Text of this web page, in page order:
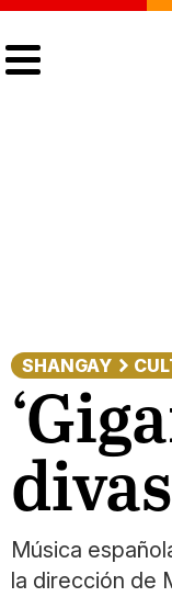
SHANGAY
Música
la dirección de